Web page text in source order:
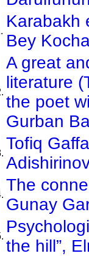
Karabakh
Bey
A great
literature
the poet
Gurban
Tofiq
The
Gunay
the hill”,